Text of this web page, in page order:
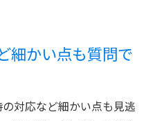
細かい点も質問で
対応など細かい点も見逃